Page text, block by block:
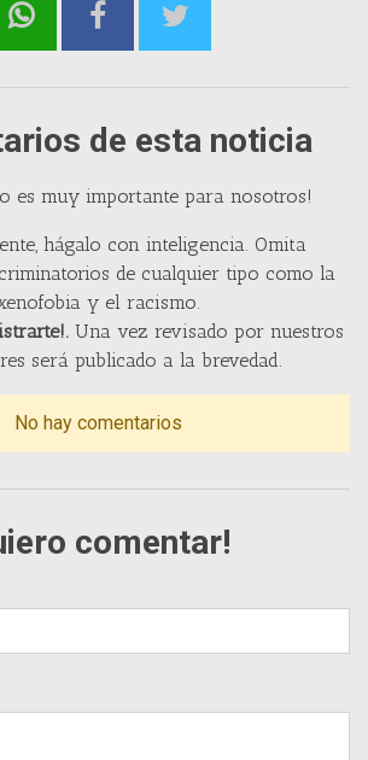
de esta noticia
es muy importante para nosotros!
hágalo con inteligencia. Omita
de cualquier tipo como la
y el racismo.
Una vez revisado por nuestros
será publicado a la brevedad.
No hay comentarios
comentar!